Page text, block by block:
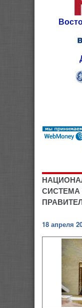
СИСТЕМА
18 апреля